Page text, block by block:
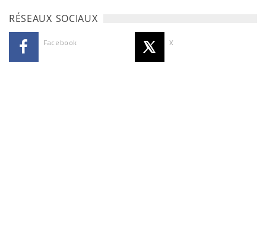
RÉSEAUX SOCIAUX
Facebook X